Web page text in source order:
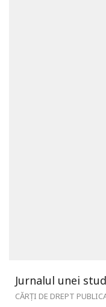
Jurnalul unei
CĂRȚI DE DREPT